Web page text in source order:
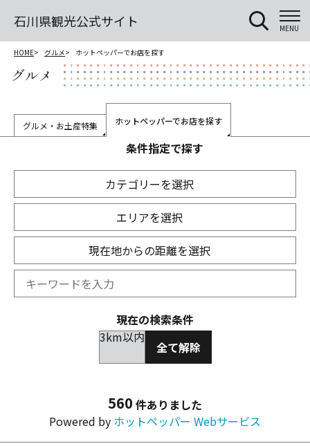
石川県観光公式サイト MENU
HOME グルメ ホットペッパーでお店を探す
グルメ
グルメ・お土産特集 ホットペッパーでお店を探す
条件指定で探す
カテゴリーを選択
エリアを選択
現在地からの距離を選択
現在の検索条件
3km以内
全て解除
560 件ありました
Powered by ホットペッパー Webサービス